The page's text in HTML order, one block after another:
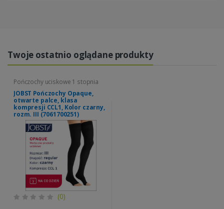
Twoje ostatnio oglądane produkty
Pończochy uciskowe 1 stopnia
JOBST Pończochy Opaque,
otwarte palce, klasa
kompresji CCL1, Kolor czarny,
rozm. III (7061700251)
(0)